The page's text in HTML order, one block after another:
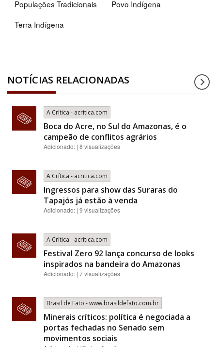
Populações Tradicionais
Povo Indígena
Terra Indígena
NOTÍCIAS RELACIONADAS
A Crítica - acritica.com
Boca do Acre, no Sul do Amazonas, é o
campeão de conflitos agrários
Adicionado: | 8 visualizações
A Crítica - acritica.com
Ingressos para show das Suraras do
Tapajós já estão à venda
Adicionado: | 9 visualizações
A Crítica - acritica.com
Festival Zero 92 lança concurso de looks
inspirados na bandeira do Amazonas
Adicionado: | 7 visualizações
Brasil de Fato - www.brasildefato.com.br
Minerais críticos: política é negociada a
portas fechadas no Senado sem
movimentos sociais